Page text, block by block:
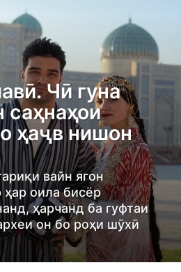
Чӣ гуна
саҳнаҳои
ҳаҷв нишон
вайн ягон
ҳар оила бисёр
ҳарчанд ба гуфтаи
он бо роҳи шӯхӣ